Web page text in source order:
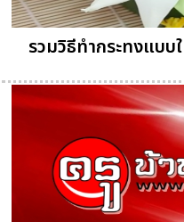
รวมวิธีทำกระทงแบ